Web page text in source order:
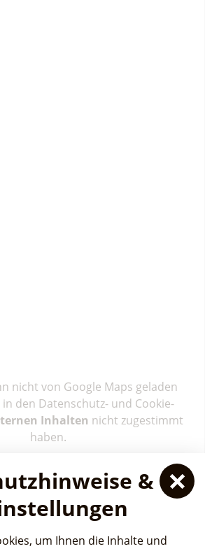
nicht von Google Maps geladen
den Datenschutz- und Cookie-
Inhalten nicht zugestimmt
haben.
Einstellungen
&
um Ihnen die Inhalte und